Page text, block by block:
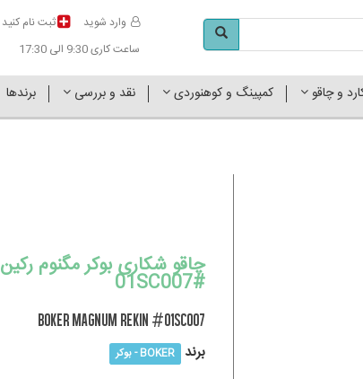
وارد شوید
ثبت نام کنید
ساعت کاری 9:30 الی 17:30
و چاقو کمپینگ و کوهنوردی نقد و بررسی برندها
چاقو شکاری بوکر مگنوم رکین
#01SC007
BOKER MAGNUM Rekin #01SC007
برند BOKER - بوکر